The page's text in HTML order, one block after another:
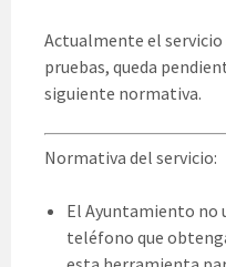
Actualmente el servicio
pruebas, queda
siguiente normativa.
Normativa del servicio:
El Ayuntamiento no
teléfono que